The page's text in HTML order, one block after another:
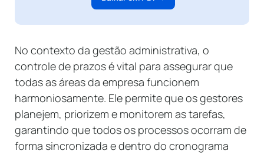
No contexto da gestão administrativa, o
controle de prazos é vital para assegurar que
todas as áreas da empresa funcionem
harmoniosamente. Ele permite que os gestores
planejem, priorizem e monitorem as tarefas,
garantindo que todos os processos ocorram de
forma sincronizada e dentro do cronograma